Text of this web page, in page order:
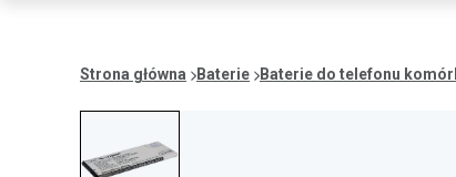
Strona główna Baterie Baterie do telefonu